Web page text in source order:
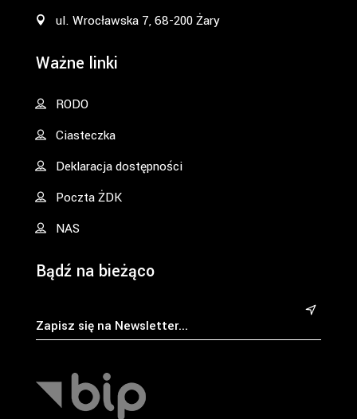
ul. Wrocławska 7, 68-200 Żary
Ważne linki
RODO
Ciasteczka
Deklaracja dostępności
Poczta ŻDK
NAS
Bądź na bieżąco
&